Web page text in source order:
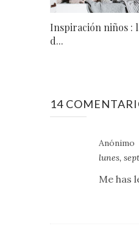
Inspiración niños :
d...
14
Anónimo
lunes,
Me has